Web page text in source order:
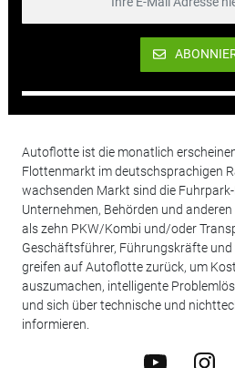
Autoflotte ist die monatlich
Flottenmarkt im deutschsprachigen
wachsenden Markt sind die
Unternehmen, Behörden und
als zehn PKW/Kombi und/oder
Geschäftsführer, Führungskräfte
greifen auf Autoflotte zurück, um
auszumachen, intelligente
und sich über technische und
informieren.